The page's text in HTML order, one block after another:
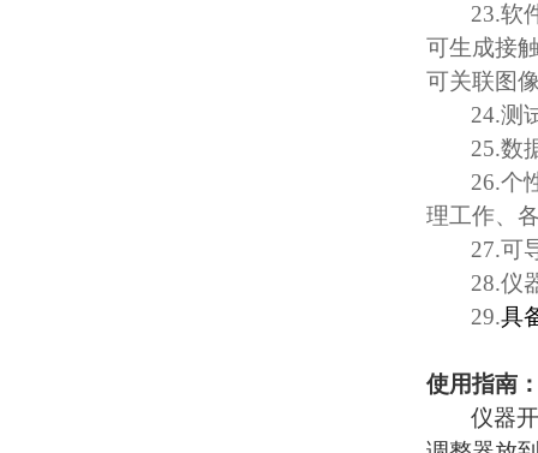
23.软
可生成接
可关联图
24.测
25.数
26.个
理工作、
27.可
28.仪
29.具
使用指南
仪器